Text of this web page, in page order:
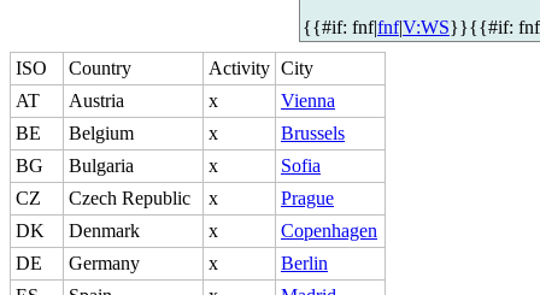
{{#if: fnf|fnf|V:WS}}{{#if:
ISO Country Activity City
AT
Austria x
Vienna
BE
Belgium x
Brussels
BG
Bulgaria x
Sofia
CZ
Czech Republic x
Prague
DK
Denmark x
Copenhagen
DE
Germany x
Berlin